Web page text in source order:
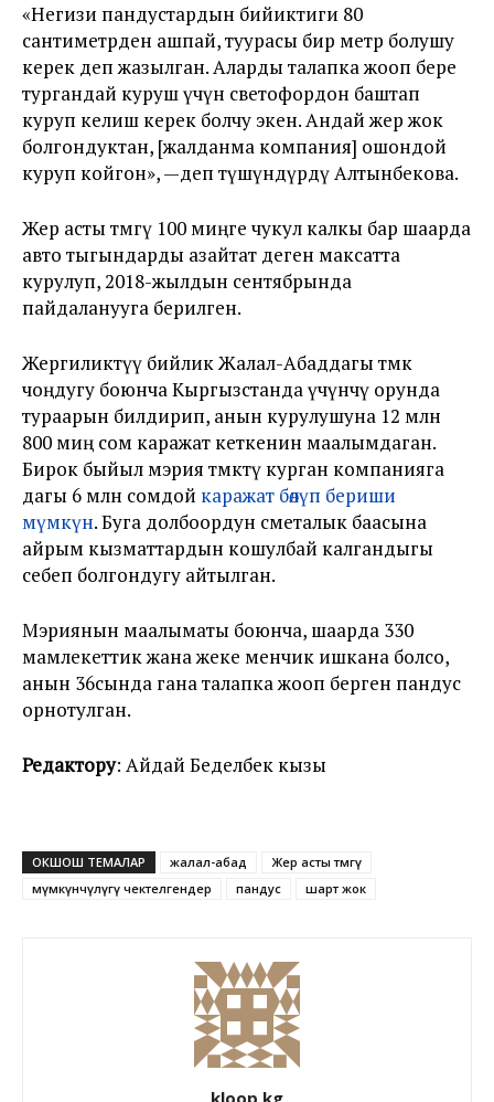
«Негизи пандустардын бийиктиги 80
сантиметрден ашпай, туурасы бир метр болушу
керек деп жазылган. Аларды талапка жооп бере
тургандай куруш үчүн светофордон баштап
куруп келиш керек болчу экен. Андай жер жок
болгондуктан, [жалданма компания] ошондой
куруп койгон», —деп түшүндүрдү Алтынбекова.
Жер асты өтмөгү 100 миңге чукул калкы бар шаарда
авто тыгындарды азайтат деген максатта
курулуп, 2018-жылдын сентябрында
пайдаланууга берилген.
Жергиликтүү бийлик Жалал-Абаддагы өтмөк
чоңдугу боюнча Кыргызстанда үчүнчү орунда
тураарын билдирип, анын курулушуна 12 млн
800 миң сом каражат кеткенин маалымдаган.
Бирок быйыл мэрия өтмөктү курган компанияга
дагы 6 млн сомдой каражат бөлүп бериши
мүмкүн. Буга долбоордун сметалык баасына
айрым кызматтардын кошулбай калгандыгы
себеп болгондугу айтылган.
Мэриянын маалыматы боюнча, шаарда 330
мамлекеттик жана жеке менчик ишкана болсо,
анын 36сында гана талапка жооп берген пандус
орнотулган.
Редактору: Айдай Беделбек кызы
ОКШОШ ТЕМАЛАР жалал-абад
Жер асты өтмөгү
мүмкүнчүлүгү чектелгендер
пандус шарт жок
kloop.kg